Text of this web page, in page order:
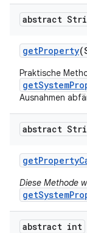
abstract
getProperty
Praktische
Ausnahmen
abstract
getProperty
Diese Methode
abstract int